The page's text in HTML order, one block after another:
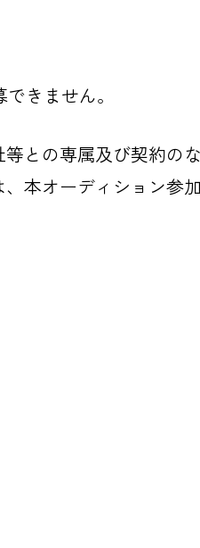
きません。
との専属及び契約の
本オーディション参